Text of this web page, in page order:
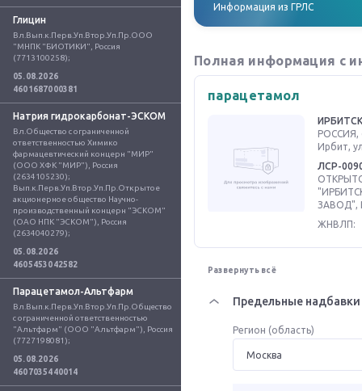
Глицин
Вл.Вып.к.Перв.Уп.Втор.Уп.Пр.ООО
"МНПК "БИОТИКИ", Россия
(7713100258);
05.08.2026
4601687000381
Натрия гидрокарбонат-ЭСКОМ
Вл.Общество с ограниченной
ответственностью Химико
фармацевтический концерн "МИР"
(ООО ХФК "МИР"), Россия
(2634105230);
Вып.к.Перв.Уп.Втор.Уп.Пр.Открытое
акционерное общество Научно-
производственный концерн "ЭСКОМ"
(ОАО НПК "ЭСКОМ"), Россия
(2634040279);
05.08.2026
4605453042582
Парацетамол-Альтфарм
Вл.Вып.к.Перв.Уп.Втор.Уп.Пр.Общество
с ограниченной ответственностью
"Альтфарм" (ООО "Альтфарм"), Россия
(7727198081);
05.08.2026
4607035440014
Информация из ГРЛС
Полная информация с
парацетамол
РОССИЯ,
Ирбит,
ЛСР-
ЗАВОД",
ЖНВЛП:
Развернуть всё
Предельные надбавки
Регион (область)